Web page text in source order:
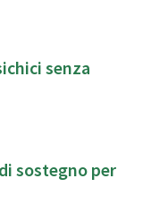
senza
sostegno per